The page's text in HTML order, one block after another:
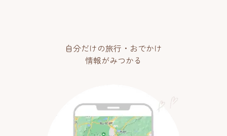
自分だけの旅行・おでかけ
情報がみつかる